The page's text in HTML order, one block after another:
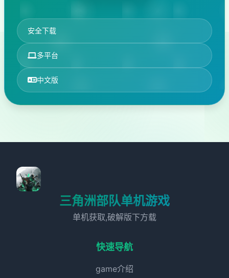
安全下载
多平台
中文版
三角洲部队单机游戏
单机获取,破解版下方载
快速导航
game介绍